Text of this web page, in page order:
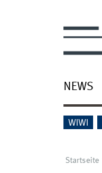
NEWS
WIWI
Startseite